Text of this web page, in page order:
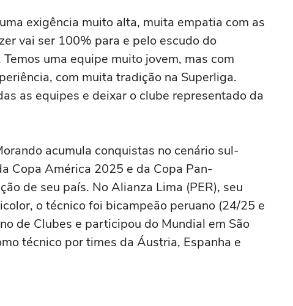
exigência muito alta, muita empatia com as
vai ser 100% para e pelo escudo do
uma equipe muito jovem, mas com
com muita tradição na Superliga.
as equipes e deixar o clube representado da
acumula conquistas no cenário sul-
Copa América 2025 e da Copa Pan-
de seu país. No Alianza Lima (PER), seu
o técnico foi bicampeão peruano (24/25 e
de Clubes e participou do Mundial em São
técnico por times da Áustria, Espanha e